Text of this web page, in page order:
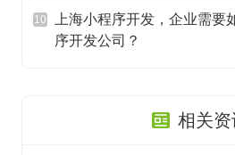
10
上海小程序开发，企业需要
序开发公司？
相关资